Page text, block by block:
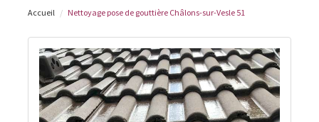
Accueil Nettoyage pose de gouttière Châlons-sur-Vesle 51